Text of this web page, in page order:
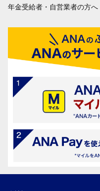
年金受給者・自営業者の方へ